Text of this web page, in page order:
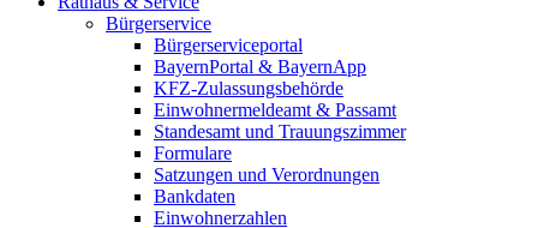
Bürgerservice
Bürgerserviceportal
BayernPortal & BayernApp
KFZ-Zulassungsbehörde
Einwohnermeldeamt & Passamt
Standesamt und Trauungszimmer
Formulare
Satzungen und Verordnungen
Bankdaten
Einwohnerzahlen